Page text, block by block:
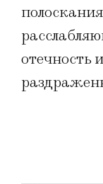
отечность